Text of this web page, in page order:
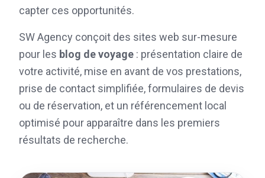
capter ces opportunités.
SW Agency conçoit des sites web sur-mesure
pour les blog de voyage : présentation claire de
votre activité, mise en avant de vos prestations,
prise de contact simplifiée, formulaires de devis
ou de réservation, et un référencement local
optimisé pour apparaître dans les premiers
résultats de recherche.